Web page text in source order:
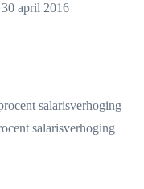
april 2016
salarisverhoging
salarisverhoging